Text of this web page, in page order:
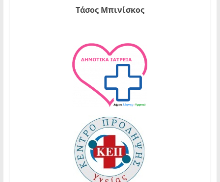
Τάσος Μπινίσκος